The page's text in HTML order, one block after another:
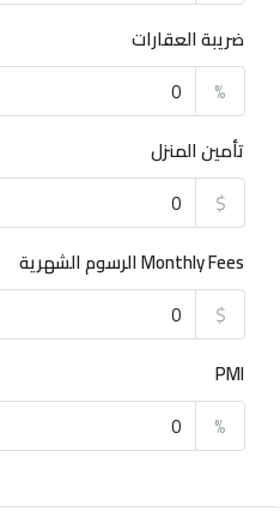
ضريبة العقارات
%
تأمين المنزل
$
Monthly Fees الرسوم الشهرية
$
PMI
%